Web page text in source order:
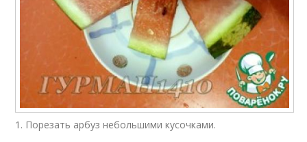
1. Порезать арбуз небольшими кусочками.